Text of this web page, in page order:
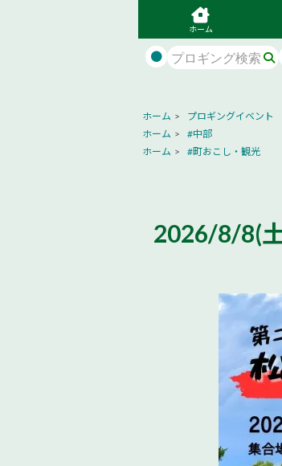
ホーム
●
ホーム >
プロギングイベント
ホーム >
#中部
ホーム > #町おこし・観光
2026/8/8(